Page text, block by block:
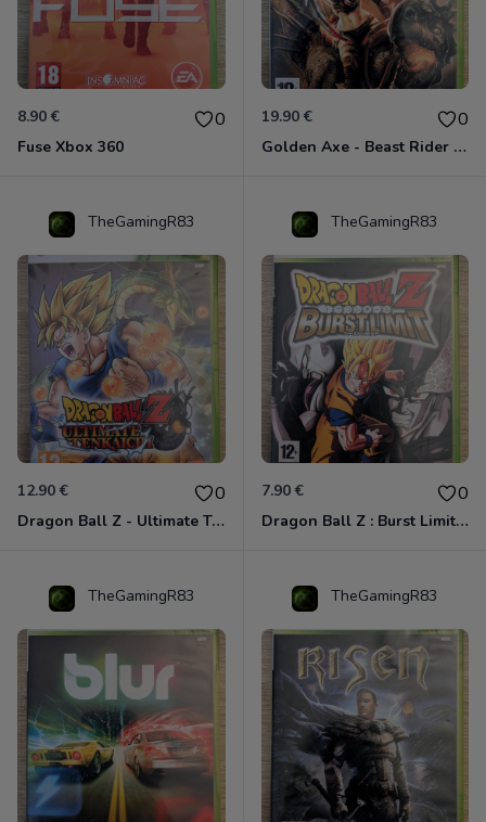
8.90 € 0
Fuse Xbox 360
19.90 € 0
Golden Axe - Beast Rider Xbox 360
TheGamingR83
12.90 € 0
Dragon Ball Z - Ultimate Tenkaichi Xbox 360
TheGamingR83
7.90 € 0
Dragon Ball Z : Burst Limit Xbox 360
TheGamingR83 TheGamingR83